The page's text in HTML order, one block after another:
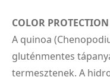
COLOR
A quinoa
gluténmentes
termesztenek. A